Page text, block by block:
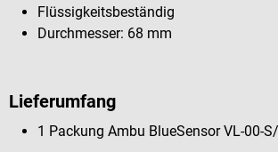
Flüssigkeitsbeständig
Durchmesser: 68 mm
Lieferumfang
1 Packung Ambu BlueSensor VL-00-